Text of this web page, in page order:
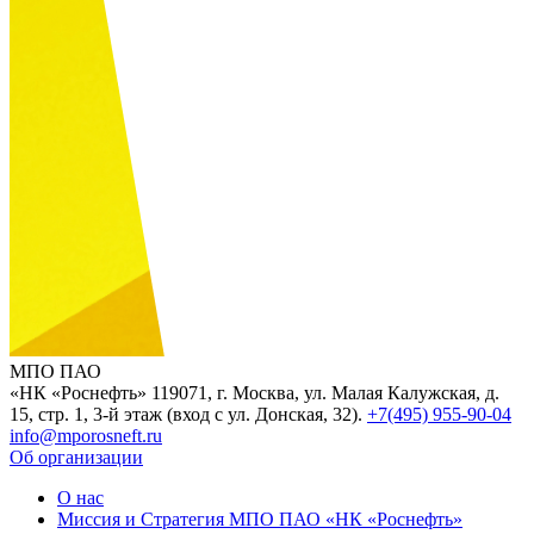
МПО ПАО
«НК «Роснефть» 119071, г. Москва, ул. Малая Калужская, д.
15, стр. 1, 3-й этаж (вход с ул. Донская, 32). +7(495) 955-90-04
info@mporosneft.ru
Об организации
О нас
Миссия и Стратегия МПО ПАО «НК «Роснефть»